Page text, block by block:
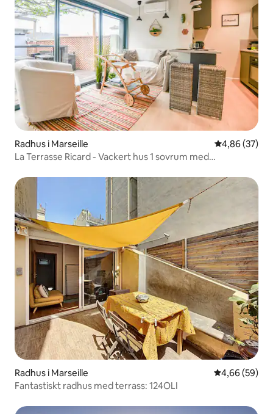
Radhus i Marseille 4,86 av 5 i
4,86 (37)
La Terrasse Ricard - Vackert hus 1 sovrum med
Radhus i Marseille 4,66 av 5 i
4,66 (59)
Fantastiskt radhus med terrass: 124OLI